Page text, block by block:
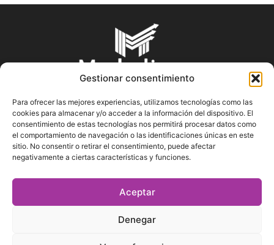
Gestionar consentimiento
Para ofrecer las mejores experiencias, utilizamos tecnologías como las
cookies para almacenar y/o acceder a la información del dispositivo. El
consentimiento de estas tecnologías nos permitirá procesar datos como
el comportamiento de navegación o las identificaciones únicas en este
sitio. No consentir o retirar el consentimiento, puede afectar
negativamente a ciertas características y funciones.
Aceptar
Denegar
SOBRE NOSOTROS
En Marketin.es encontrarás la más actualizada y veraz
información sobre el mundo del marketing; consejos
SÍGUENOS